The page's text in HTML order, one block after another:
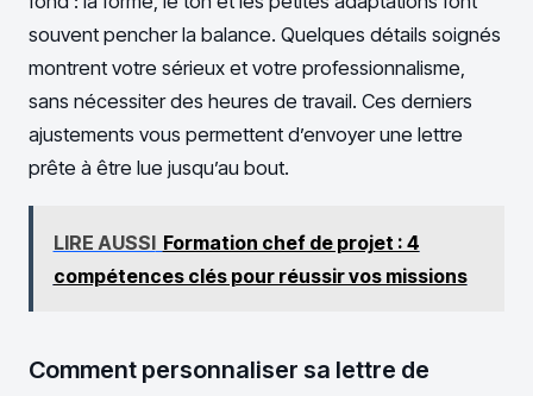
souvent pencher la balance. Quelques détails soignés
montrent votre sérieux et votre professionnalisme,
sans nécessiter des heures de travail. Ces derniers
ajustements vous permettent d’envoyer une lettre
prête à être lue jusqu’au bout.
LIRE AUSSI Formation chef de projet : 4
compétences clés pour réussir vos missions
Comment personnaliser sa lettre de